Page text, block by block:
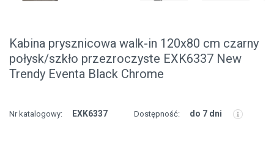
Kabina prysznicowa walk-in 120x80 cm czarny
połysk/szkło przezroczyste EXK6337 New
Trendy Eventa Black Chrome
Nr katalogowy: EXK6337 Dostępność: do 7 dni